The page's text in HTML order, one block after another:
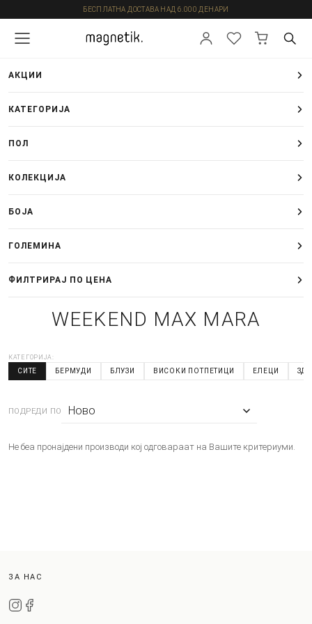
БЕСПЛАТНА ДОСТАВА НАД 6.000 ДЕНАРИ
АКЦИИ
КАТЕГОРИЈА
ПОЛ
КОЛЕКЦИЈА
БОЈА
ГОЛЕМИНА
ФИЛТРИРАЈ ПО ЦЕНА
WEEKEND MAX MARA
КАТЕГОРИЈА:
СИТЕ БЕРМУДИ БЛУЗИ ВИСОКИ ПОТПЕТИЦИ ЕЛЕЦИ
ПОДРЕДИ ПО
Не беа пронајдени производи кој одговараат на Вашите критериуми.
ЗА НАС